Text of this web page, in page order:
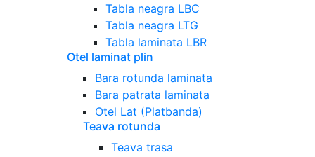
Tabla neagra LBC
Tabla neagra LTG
Tabla laminata LBR
Otel laminat plin
Bara rotunda laminata
Bara patrata laminata
Otel Lat (Platbanda)
Teava rotunda
Teava trasa